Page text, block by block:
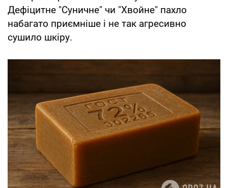
Дефіцитне "Суничне" чи "Хвойне" пахло
набагато приємніше і не так агресивно
сушило шкіру.